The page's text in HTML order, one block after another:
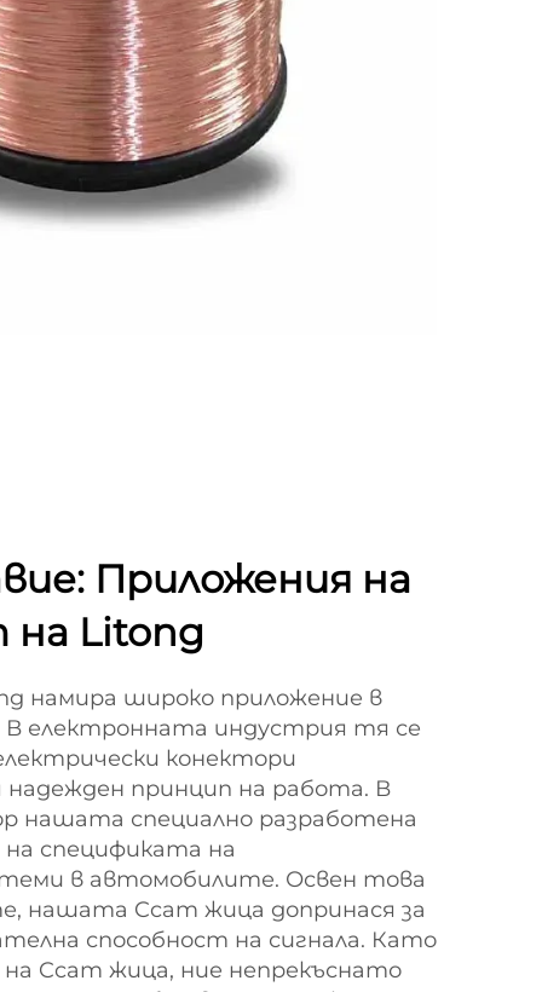
Приложения на
на Litong
намира широко приложение в
В електронната индустрия тя се
конектори
надежден принцип на работа. В
нашата специално разработена
спецификата на
в автомобилите. Освен това
нашата Ccam жица допринася за
способност на сигнала. Като
Ccam жица, ние непрекъснато